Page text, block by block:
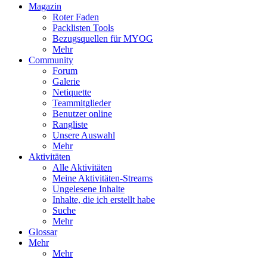
Magazin
Roter Faden
Packlisten Tools
Bezugsquellen für MYOG
Mehr
Community
Forum
Galerie
Netiquette
Teammitglieder
Benutzer online
Rangliste
Unsere Auswahl
Mehr
Aktivitäten
Alle Aktivitäten
Meine Aktivitäten-Streams
Ungelesene Inhalte
Inhalte, die ich erstellt habe
Suche
Mehr
Glossar
Mehr
Mehr